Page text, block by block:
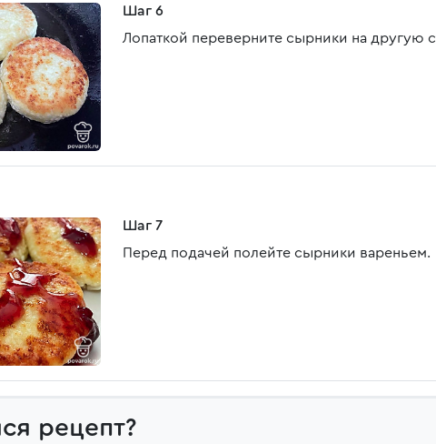
Шаг 6
Лопаткой переверните сырники на другую
Шаг 7
Перед подачей полейте сырники вареньем.
рецепт?